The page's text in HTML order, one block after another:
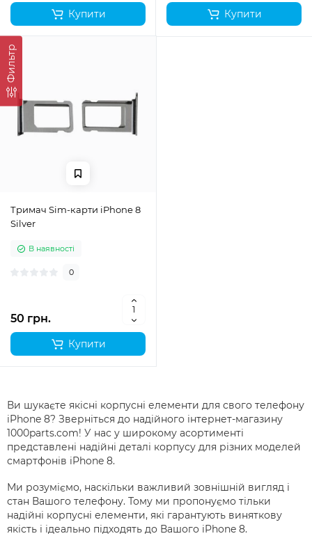
Фильтр
Купити Купити
Тримач Sim-карти iPhone 8
Silver
В наявності
0
50 грн.
Купити
Ви шукаєте якісні корпусні елементи для свого телефону
iPhone 8? Зверніться до надійного інтернет-магазину
1000parts.com! У нас у широкому асортименті
представлені надійні деталі корпусу для різних моделей
смартфонів iPhone 8.
Ми розуміємо, наскільки важливий зовнішній вигляд і
стан Вашого телефону. Тому ми пропонуємо тільки
надійні корпусні елементи, які гарантують виняткову
якість і ідеально підходять до Вашого iPhone 8.